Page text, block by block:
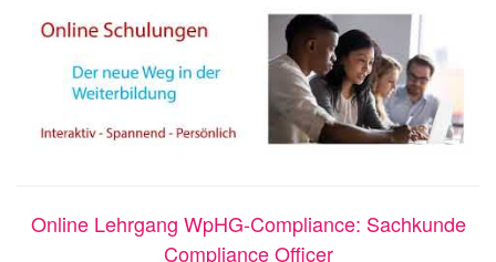
Online Lehrgang WpHG-Compliance: Sachkunde
Compliance Officer